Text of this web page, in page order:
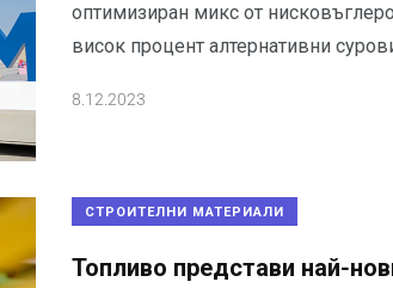
оптимизиран микс от
висок процент алтернативни
8.12.2023
СТРОИТЕЛНИ МАТЕРИАЛИ
Топливо представи най-